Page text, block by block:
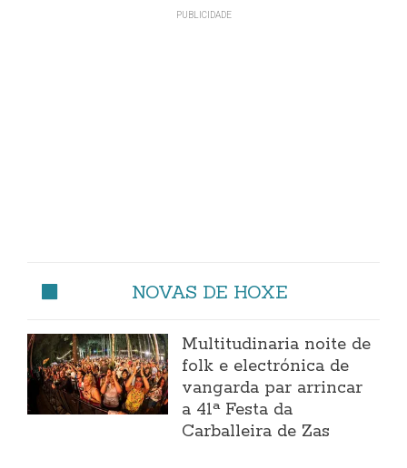
NOVAS DE HOXE
Multitudinaria noite de
folk e electrónica de
vangarda par arrincar
a 41ª Festa da
Carballeira de Zas